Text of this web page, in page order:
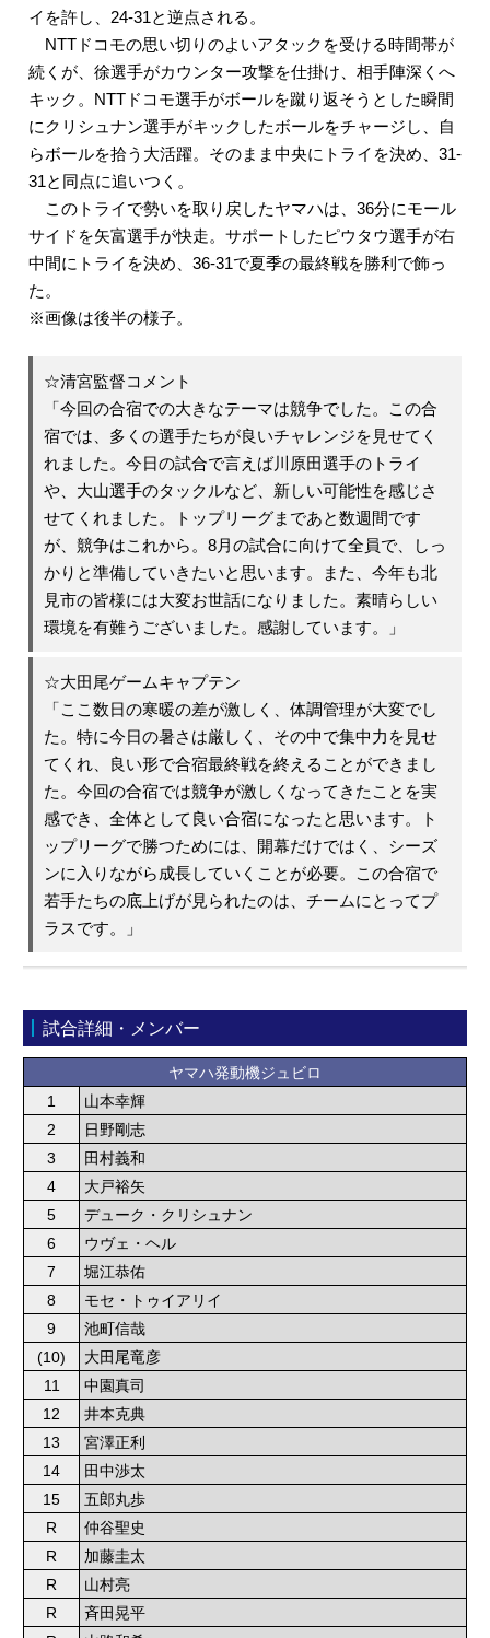
イを許し、24-31と逆点される。
NTTドコモの思い切りのよいアタックを受ける時間帯が
続くが、徐選手がカウンター攻撃を仕掛け、相手陣深くへ
キック。NTTドコモ選手がボールを蹴り返そうとした瞬間
にクリシュナン選手がキックしたボールをチャージし、自
らボールを拾う大活躍。そのまま中央にトライを決め、31-
31と同点に追いつく。
このトライで勢いを取り戻したヤマハは、36分にモール
サイドを矢富選手が快走。サポートしたピウタウ選手が右
中間にトライを決め、36-31で夏季の最終戦を勝利で飾っ
た。
※画像は後半の様子。
☆清宮監督コメント
「今回の合宿での大きなテーマは競争でした。この合
宿では、多くの選手たちが良いチャレンジを見せてく
れました。今日の試合で言えば川原田選手のトライ
や、大山選手のタックルなど、新しい可能性を感じさ
せてくれました。トップリーグまであと数週間です
が、競争はこれから。8月の試合に向けて全員で、しっ
かりと準備していきたいと思います。また、今年も北
見市の皆様には大変お世話になりました。素晴らしい
環境を有難うございました。感謝しています。」
☆大田尾ゲームキャプテン
「ここ数日の寒暖の差が激しく、体調管理が大変でし
た。特に今日の暑さは厳しく、その中で集中力を見せ
てくれ、良い形で合宿最終戦を終えることができまし
た。今回の合宿では競争が激しくなってきたことを実
感でき、全体として良い合宿になったと思います。ト
ップリーグで勝つためには、開幕だけではく、シーズ
ンに入りながら成長していくことが必要。この合宿で
若手たちの底上げが見られたのは、チームにとってプ
ラスです。」
試合詳細・メンバー
ヤマハ発動機ジュビロ
1
山本幸輝
2
日野剛志
3
田村義和
4
大戸裕矢
5
デューク・クリシュナン
6
ウヴェ・ヘル
7
堀江恭佑
8
モセ・トゥイアリイ
9
池町信哉
(10)
大田尾竜彦
11
中園真司
12
井本克典
13
宮澤正利
14
田中渉太
15
五郎丸歩
R
仲谷聖史
R
加藤圭太
R
山村亮
R
斉田晃平